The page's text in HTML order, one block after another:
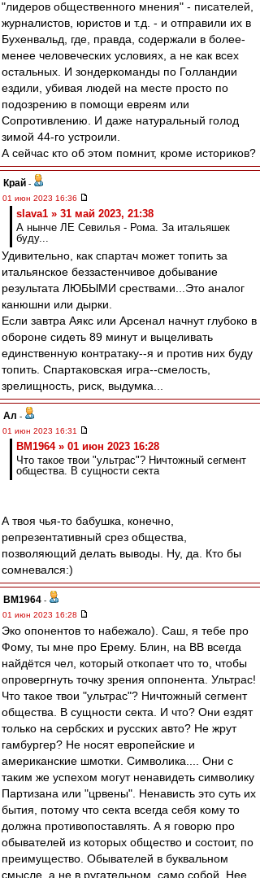
"лидеров общественного мнения" - писателей,
журналистов, юристов и т.д. - и отправили их в
Бухенвальд, где, правда, содержали в более-
менее человеческих условиях, а не как всех
остальных. И зондеркоманды по Голландии
ездили, убивая людей на месте просто по
подозрению в помощи евреям или
Сопротивлению. И даже натуральный голод
зимой 44-го устроили.
А сейчас кто об этом помнит, кроме историков?
Край -
01 июн 2023 16:36
slava1 » 31 май 2023, 21:38
А нынче ЛЕ Севилья - Рома. За итальяшек
буду...
Удивительно, как спартач может топить за
итальянское беззастенчивое добывание
результата ЛЮБЫМИ срествами...Это аналог
канюшни или дырки.
Если завтра Аякс или Арсенал начнут глубоко в
обороне сидеть 89 минут и выцеливать
единственную контратаку--я и против них буду
топить. Спартаковская игра--смелость,
зрелищность, риск, выдумка...
Ал -
01 июн 2023 16:31
BM1964 » 01 июн 2023 16:28
Что такое твои "ультрас"? Ничтожный сегмент
общества. В сущности секта
А твоя чья-то бабушка, конечно,
репрезентативный срез общества,
позволяющий делать выводы. Ну, да. Кто бы
сомневался:)
BM1964 -
01 июн 2023 16:28
Эко опонентов то набежало). Саш, я тебе про
Фому, ты мне про Ерему. Блин, на ВВ всегда
найдётся чел, который откопает что то, чтобы
опровергнуть точку зрения оппонента. Ультрас!
Что такое твои "ультрас"? Ничтожный сегмент
общества. В сущности секта. И что? Они ездят
только на сербских и русских авто? Не жрут
гамбургер? Не носят европейские и
американские шмотки. Символика.... Они с
таким же успехом могут ненавидеть символику
Партизана или "црвены". Ненависть это суть их
бытия, потому что секта всегда себя кому то
должна противопоставлять. А я говорю про
обывателей из которых общество и состоит, по
преимущество. Обывателей в буквальном
смысле, а не в ругательном, само собой. Нее,